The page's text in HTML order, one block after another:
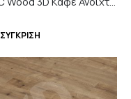
ΣΎΓΚΡΙΣΗ